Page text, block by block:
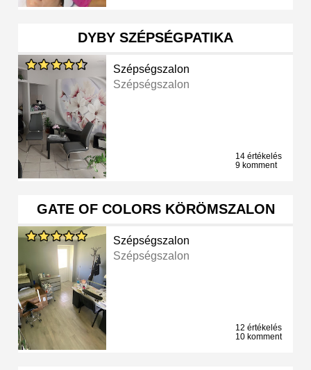
DYBY SZÉPSÉGPATIKA
Szépségszalon
Szépségszalon
14 értékelés
9 komment
GATE OF COLORS KÖRÖMSZALON
Szépségszalon
Szépségszalon
12 értékelés
10 komment